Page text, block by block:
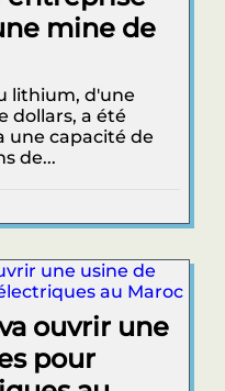
mine de
lithium, d'une
dollars, a été
une capacité de
de...
ouvrir une
pour